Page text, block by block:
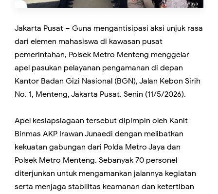
Jakarta Pusat – Guna mengantisipasi aksi unjuk rasa
dari elemen mahasiswa di kawasan pusat
pemerintahan, Polsek Metro Menteng menggelar
apel pasukan pelayanan pengamanan di depan
Kantor Badan Gizi Nasional (BGN), Jalan Kebon Sirih
No. 1, Menteng, Jakarta Pusat. Senin (11/5/2026).
Apel kesiapsiagaan tersebut dipimpin oleh Kanit
Binmas AKP Irawan Junaedi dengan melibatkan
kekuatan gabungan dari Polda Metro Jaya dan
Polsek Metro Menteng. Sebanyak 70 personel
diterjunkan untuk mengamankan jalannya kegiatan
serta menjaga stabilitas keamanan dan ketertiban